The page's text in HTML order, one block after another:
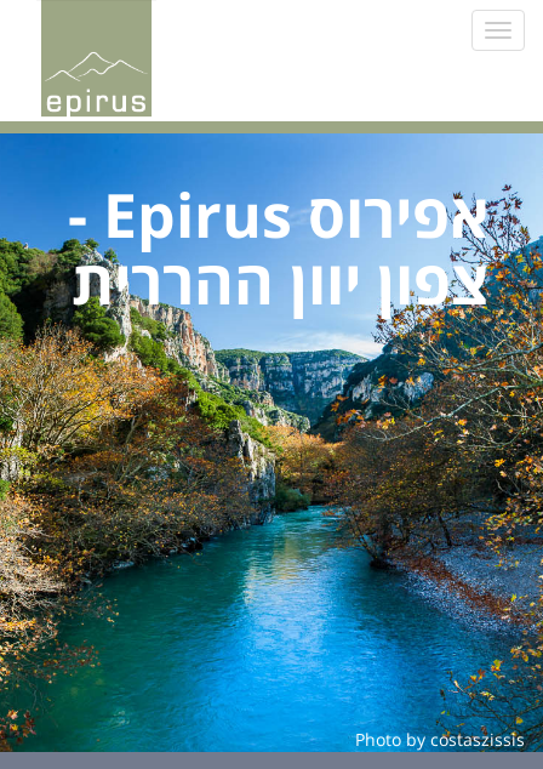
Toggle
navigation
אפירוס Epirus -
צפון יוון ההררית
Photo by costaszissis